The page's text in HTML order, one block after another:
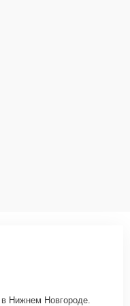
Нижнем Новгороде.